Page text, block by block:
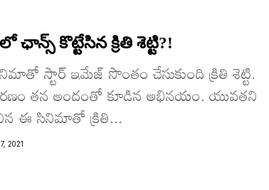
కొట్టేసిన క్రితి శెట్టి?!
స్టార్ ఇమేజ్ సొంతం చేసుకుంది క్రితి శెట్టి.
తన అందంతో కూడిన అభినయం. యువతని
ఈ సినిమాతో క్రితి...
2021